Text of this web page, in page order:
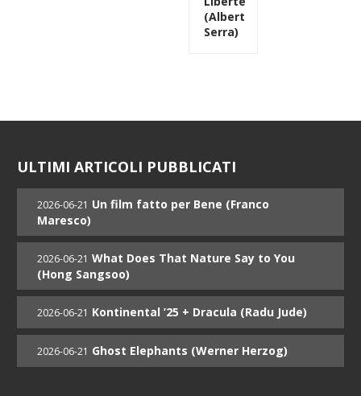
(Albert
Serra)
ULTIMI ARTICOLI PUBBLICATI
2026-06-21 Un film fatto per Bene (Franco
Maresco)
2026-06-21 What Does That Nature Say to You
(Hong Sangsoo)
2026-06-21 Kontinental ’25 + Dracula (Radu Jude)
2026-06-21 Ghost Elephants (Werner Herzog)